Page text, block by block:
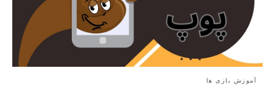
آموزش بازی ها